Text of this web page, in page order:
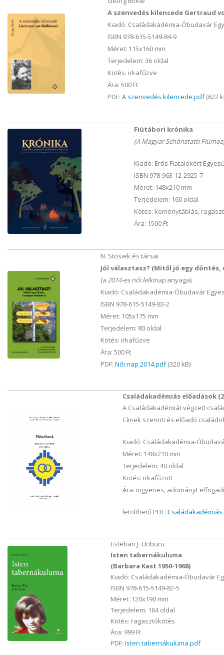
A szenvedés kilencede Gertraud
Kiadó: Családakadémia-Óbudavár
ISBN 978-615-5149-84-9
Méret: 115x160 mm
Terjedelem: 36 oldal
Kötés: irkafűzve
Ára: 500 Ft
PDF: A szenvedés kilencede.pdf(622
Fiútábori krónika
(A Magyar Schönstatti
Kiadó: Erős Fiatalokért
ISBN 978-963-12-2925-7
Méret: 148x210 mm
Terjedelem: 160 oldal
Kötés: keménytáblás,
Ára: 1500 Ft
N. Stosiek és társai
Jól választasz? (Mitől jó egy
(a 2014-es női lelkinapanyaga)
Kiadó: Családakadémia-Óbudavár
ISBN 978-615-5149-83-2
Méret: 105x175 mm
Terjedelem: 80 oldal
Kötés: irkafűzve
Ára: 500 Ft
PDF: Női nap 2014.pdf(320 kB)
Családakadémiás előadások
A Családakadémiát végzett
Címek szerinti és előadó
Kiadó: Családakadémia-
Méret: 148x210 mm
Terjedelem: 40 oldal
Kötés: irkafűzött
Ára: ingyenes, adományt
letölthető PDF:
Esteban J. Uriburu
Isten tabernákuluma
(Barbara Kast 1950-1968)
Kiadó: Családakadémia-Óbudavár
ISBN 978-615-5149-82-5
Méret: 120x190 mm
Terjedelem: 164 oldal
Kötés: ragasztókötés
Ára: 999 Ft
PDF: Isten tabernákuluma.pdf